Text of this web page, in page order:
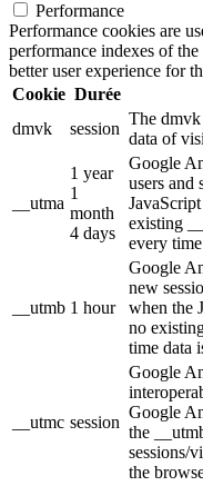
Performance
Performance cookies are
performance indexes of
better user experience for
Cookie Durée
dmvk
session
The
data of
__utma
1 year
1
month
4 days
Google
users and
existing
every
__utmb 1 hour
Google
new
when the
no
time data
__utmc session
Google
Google
the
sessions/
the